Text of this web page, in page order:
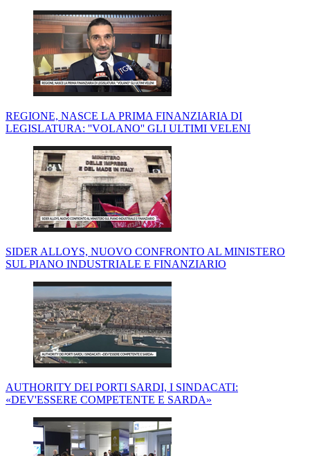
REGIONE, NASCE LA PRIMA FINANZIARIA DI
LEGISLATURA: ''VOLANO'' GLI ULTIMI VELENI
SIDER ALLOYS, NUOVO CONFRONTO AL MINISTERO
SUL PIANO INDUSTRIALE E FINANZIARIO
AUTHORITY DEI PORTI SARDI, I SINDACATI:
«DEV'ESSERE COMPETENTE E SARDA»